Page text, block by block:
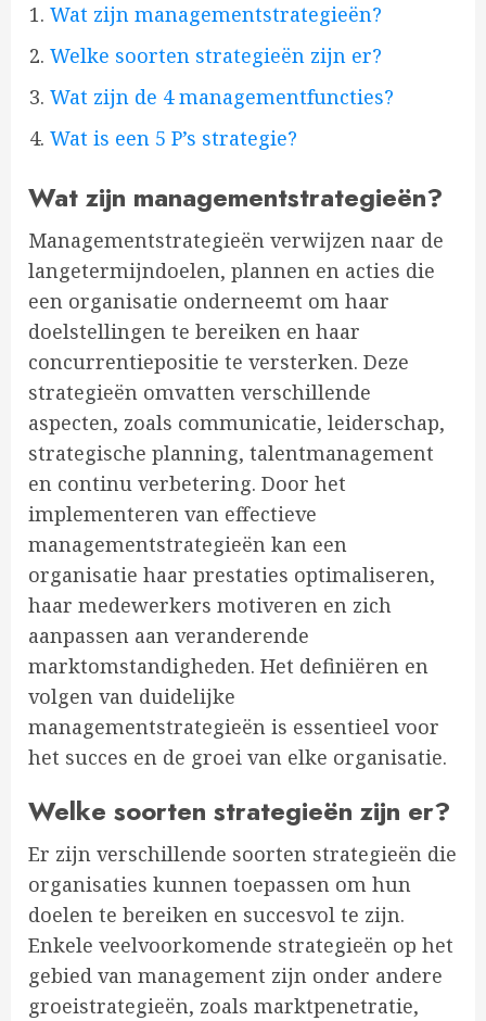
Wat zijn managementstrategieën?
Welke soorten strategieën zijn er?
Wat zijn de 4 managementfuncties?
Wat is een 5 P’s strategie?
Wat zijn managementstrategieën?
Managementstrategieën verwijzen naar de
langetermijndoelen, plannen en acties die
een organisatie onderneemt om haar
doelstellingen te bereiken en haar
concurrentiepositie te versterken. Deze
strategieën omvatten verschillende
aspecten, zoals communicatie, leiderschap,
strategische planning, talentmanagement
en continu verbetering. Door het
implementeren van effectieve
managementstrategieën kan een
organisatie haar prestaties optimaliseren,
haar medewerkers motiveren en zich
aanpassen aan veranderende
marktomstandigheden. Het definiëren en
volgen van duidelijke
managementstrategieën is essentieel voor
het succes en de groei van elke organisatie.
Welke soorten strategieën zijn er?
Er zijn verschillende soorten strategieën die
organisaties kunnen toepassen om hun
doelen te bereiken en succesvol te zijn.
Enkele veelvoorkomende strategieën op het
gebied van management zijn onder andere
groeistrategieën, zoals marktpenetratie,